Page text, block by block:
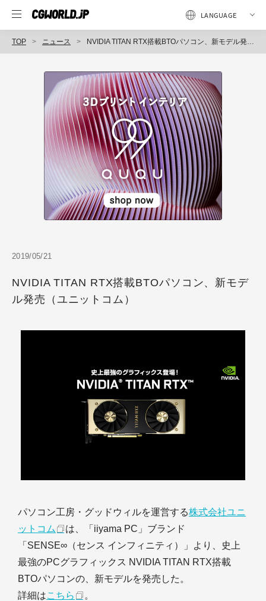
TOP ニュース NVIDIA TITAN RTX搭載BTOパソコン、新モデル発売（ユニットコム）
2019/05/21
NVIDIA TITAN RTX搭載BTOパソコン、新モデ
ル発売（ユニットコム）
パソコン工房・グッドウィルを運営する株式会社ユニ
ットコム
は、「iiyama PC」ブランド
「SENSE∞（センス インフィニティ）」より、史上
最強のPCグラフィックス NVIDIA TITAN RTX搭載
BTOパソコンの、新モデルを発売した。
詳細はこちら 。